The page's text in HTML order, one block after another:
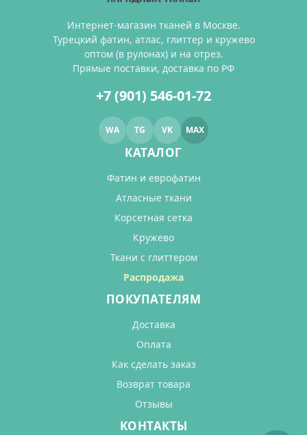
Интернет-магазин тканей в Москве.
Турецкий фатин, атлас, глиттер и кружево
оптом (в рулонах) и на отрез.
Прямые поставки, доставка по РФ
+7 (901) 546-01-72
WA TG VK MAX
КАТАЛОГ
Фатин и еврофатин
Атласные ткани
Корсетная сетка
Кружево
Ткани с глиттером
Распродажа
ПОКУПАТЕЛЯМ
Доставка
Оплата
Как сделать заказ
Возврат товара
Отзывы
КОНТАКТЫ